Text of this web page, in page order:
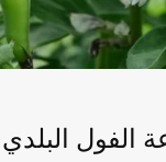
الفول